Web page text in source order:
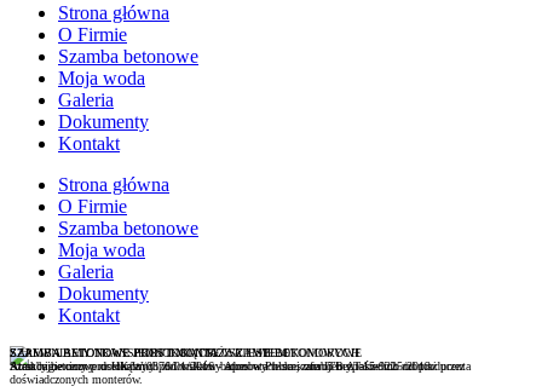
Strona główna
O Firmie
Szamba betonowe
Moja woda
Galeria
Dokumenty
Kontakt
Strona główna
O Firmie
Szamba betonowe
Moja woda
Galeria
Dokumenty
Kontakt
SZAMBA BETONOWE JEDNOKOMOROWE I WIELOKOMOROWE
Atest higieniczny nr HK/W/0376/01/2016 - Aprobata techniczna ITB AT-15-9225/2013
SZAMBA BETONOWE PROSTOKĄTNE Z ATESTEM
Atrakcyjne ceny prostokątnych zbiorników betonowych na szambo bezpośrednio od producenta
ZAPEWNIAMY TRANSPORT I MONTAŻ SZAMB BETONOWYCH
Szamba betonowe dostarczmy pod wskazny adres w Polsce, oferujemy także ich montaż przez
doświadczonych monterów.